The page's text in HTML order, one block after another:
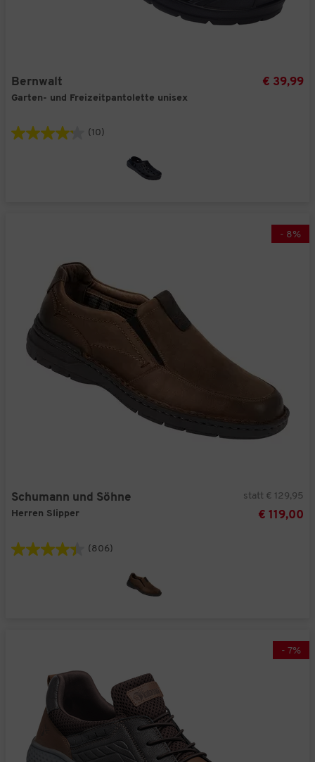
Bernwalt
Garten- und Freizeitpantolette unisex
€ 39,99
(10)
- 8%
Schumann und Söhne
Herren Slipper
statt € 129,95
€ 119,00
(806)
- 7%